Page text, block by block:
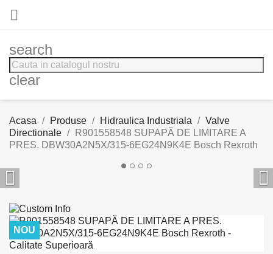

search
clear
Acasa Produse Hidraulica Industriala
Valve
Directionale
R901558548 SUPAPĂ DE LIMITARE A
PRES. DBW30A2N5X/315-6EG24N9K4E Bosch Rexroth
 
NOU